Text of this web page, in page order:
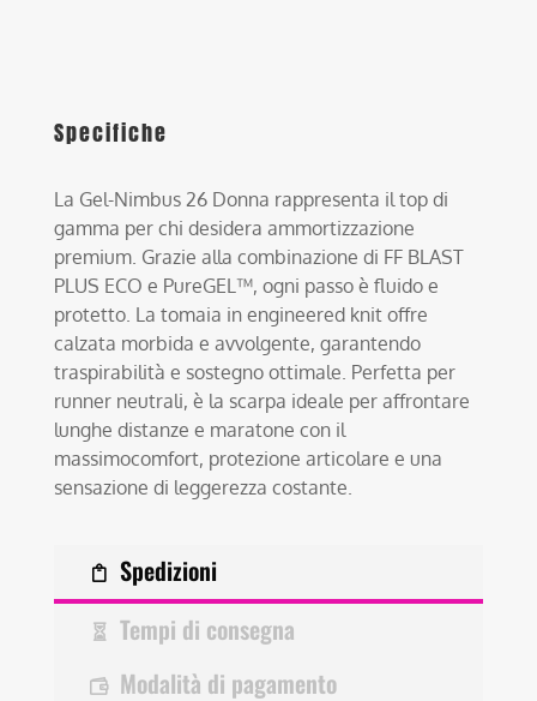
Specifiche
La Gel-Nimbus 26 Donna rappresenta il top di
gamma per chi desidera ammortizzazione
premium. Grazie alla combinazione di FF BLAST
PLUS ECO e PureGEL™, ogni passo è fluido e
protetto. La tomaia in engineered knit offre
calzata morbida e avvolgente, garantendo
traspirabilità e sostegno ottimale. Perfetta per
runner neutrali, è la scarpa ideale per affrontare
lunghe distanze e maratone con il
massimocomfort, protezione articolare e una
sensazione di leggerezza costante.
Spedizioni
Tempi di consegna
Modalità di pagamento